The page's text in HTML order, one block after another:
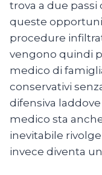
trova a due passi
queste
procedure
vengono quindi
medico di
conservativi
difensiva
medico sta
inevitabile
invece diventa